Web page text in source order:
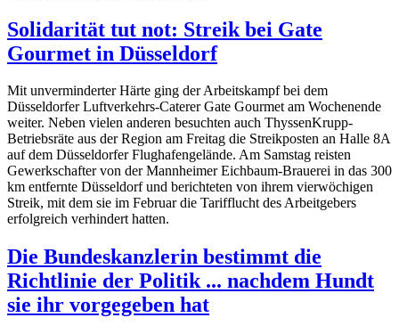
Solidarität tut not: Streik bei Gate
Gourmet in Düsseldorf
Mit unverminderter Härte ging der Arbeitskampf bei dem
Düsseldorfer Luftverkehrs-Caterer Gate Gourmet am Wochenende
weiter. Neben vielen anderen besuchten auch ThyssenKrupp-
Betriebsräte aus der Region am Freitag die Streikposten an Halle 8A
auf dem Düsseldorfer Flughafengelände. Am Samstag reisten
Gewerkschafter von der Mannheimer Eichbaum-Brauerei in das 300
km entfernte Düsseldorf und berichteten von ihrem vierwöchigen
Streik, mit dem sie im Februar die Tarifflucht des Arbeitgebers
erfolgreich verhindert hatten.
Die Bundeskanzlerin bestimmt die
Richtlinie der Politik ... nachdem Hundt
sie ihr vorgegeben hat